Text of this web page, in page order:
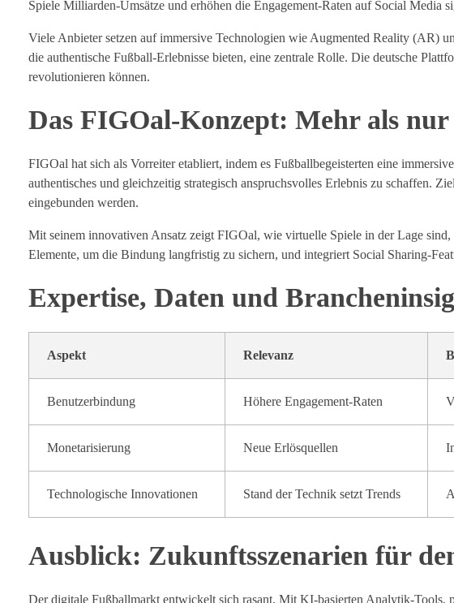
Spiele Milliarden-Umsätze und erhöhen die Engagement-Raten auf Social
Viele Anbieter setzen auf immersive Technologien wie Augmented Reality (AR)
die authentische Fußball-Erlebnisse bieten, eine zentrale Rolle. Die deutsche
revolutionieren können.
Das FIGOal-Konzept: Mehr als nur
FIGOal hat sich als Vorreiter etabliert, indem es Fußballbegeisterten eine
authentisches und gleichzeitig strategisch anspruchsvolles Erlebnis zu schaffen.
eingebunden werden.
Mit seinem innovativen Ansatz zeigt FIGOal, wie virtuelle Spiele in der Lage
Elemente, um die Bindung langfristig zu sichern, und integriert Social Sharing-
Expertise, Daten und
Aspekt Relevanz
Benutzerbindung Höhere Engagement-Raten
Monetarisierung Neue Erlösquellen
Technologische Innovationen Stand der Technik setzt Trends
Ausblick: Zukunftsszenarien für
Der digitale Fußballmarkt entwickelt sich rasant. Mit KI-basierten Analytik-Tools,